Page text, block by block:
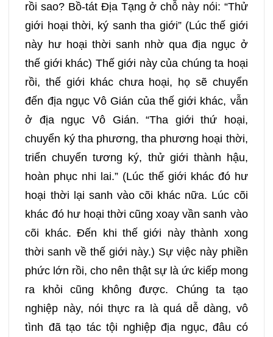
rồi sao? Bồ-tát Địa Tạng ở chỗ này nói: “Thử
giới hoại thời, ký sanh tha giới” (Lúc thế giới
này hư hoại thời sanh nhờ qua địa ngục ở
thế giới khác) Thế giới này của chúng ta hoại
rồi, thế giới khác chưa hoại, họ sẽ chuyển
đến địa ngục Vô Gián của thế giới khác, vẫn
ở địa ngục Vô Gián. “Tha giới thứ hoại,
chuyển ký tha phương, tha phương hoại thời,
triển chuyển tương ký, thử giới thành hậu,
hoàn phục nhi lai.” (Lúc thế giới khác đó hư
hoại thời lại sanh vào cõi khác nữa. Lúc cõi
khác đó hư hoại thời cũng xoay vần sanh vào
cõi khác. Đến khi thế giới này thành xong
thời sanh về thế giới này.) Sự việc này phiền
phức lớn rồi, cho nên thật sự là ức kiếp mong
ra khỏi cũng không được. Chúng ta tạo
nghiệp này, nói thực ra là quá dễ dàng, vô
tình đã tạo tác tội nghiệp địa ngục, đâu có